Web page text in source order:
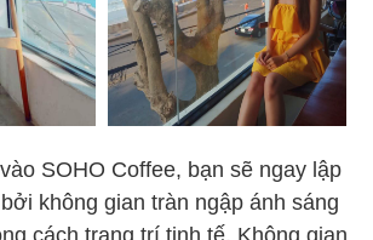
SOHO Coffee, bạn sẽ ngay lập
không gian tràn ngập ánh sáng
cách trang trí tinh tế. Không gian